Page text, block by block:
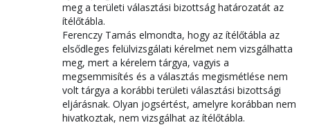
meg a területi választási bizottság határozatát az
ítélőtábla.
Ferenczy Tamás elmondta, hogy az ítélőtábla az
elsődleges felülvizsgálati kérelmet nem vizsgálhatta
meg, mert a kérelem tárgya, vagyis a
megsemmisítés és a választás megismétlése nem
volt tárgya a korábbi területi választási bizottsági
eljárásnak. Olyan jogsértést, amelyre korábban nem
hivatkoztak, nem vizsgálhat az ítélőtábla.